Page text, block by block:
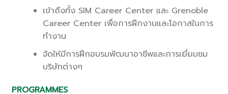
เข้าถึงทั้ง SIM Career Center และ Grenoble
Career Center เพื่อการฝึกงานและโอกาสในการ
ทำงาน
จัดให้มีการฝึกอบรมพัฒนาอาชีพและการเยี่ยมชม
บริษัทต่างๆ
PROGRAMMES